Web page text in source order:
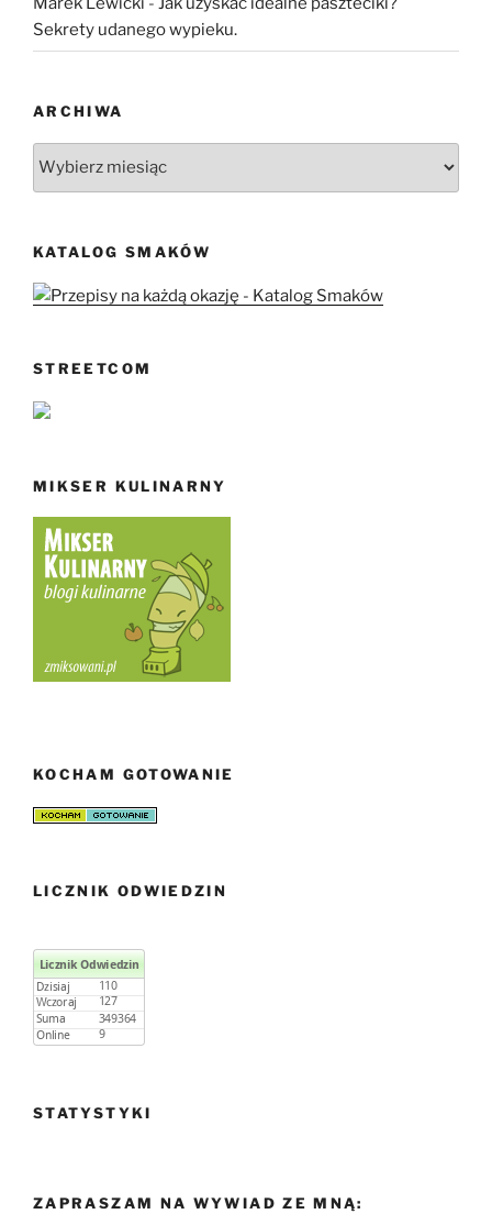
Sekrety udanego wypieku.
ARCHIWA
KATALOG SMAKÓW
STREETCOM
MIKSER KULINARNY
KOCHAM GOTOWANIE
LICZNIK ODWIEDZIN
STATYSTYKI
ZAPRASZAM NA WYWIAD ZE MNĄ: